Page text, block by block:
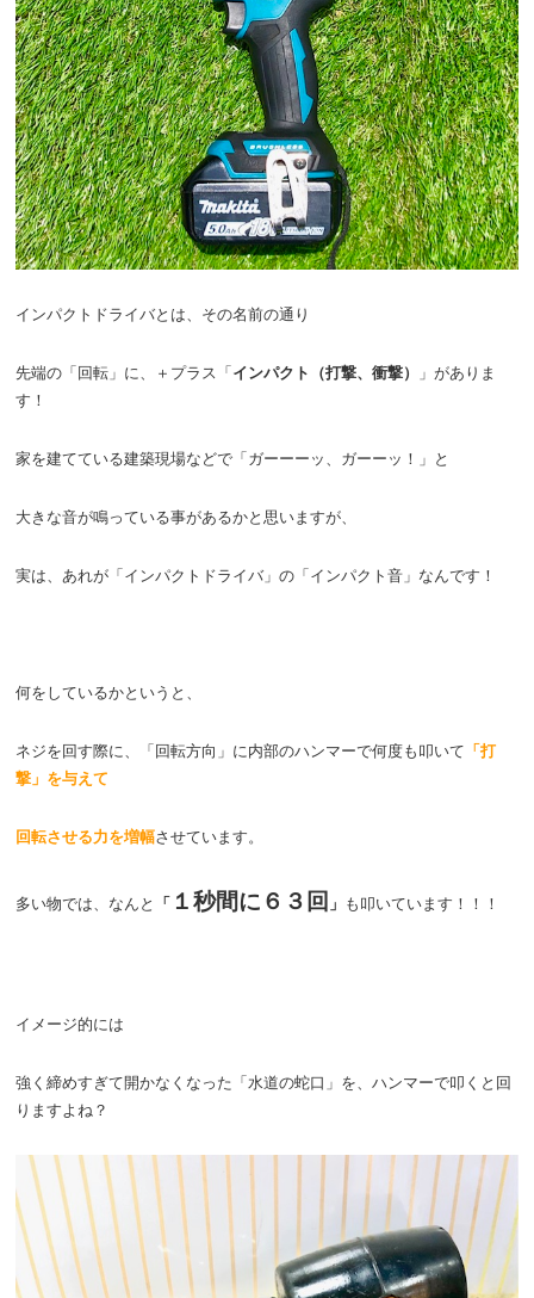
インパクトドライバとは、その名前の通り
先端の「回転」に、＋プラス「 インパクト（打撃、衝撃）
」がありま
す！
家を建てている建築現場などで「ガーーーッ、ガーーッ！」と
大きな音が鳴っている事があるかと思いますが、
実は、あれが「インパクトドライバ」の「インパクト音」なんです！
何をしているかというと、
ネジを回す際に、「回転方向」に内部のハンマーで何度も叩いて 「打
撃」を与えて
回転させる力を増幅させています。
多い物では、なんと 「 １秒間に６３回 」 も叩いています！！！
イメージ的には
強く締めすぎて開かなくなった「水道の蛇口」を、ハンマーで叩くと回
りますよね？